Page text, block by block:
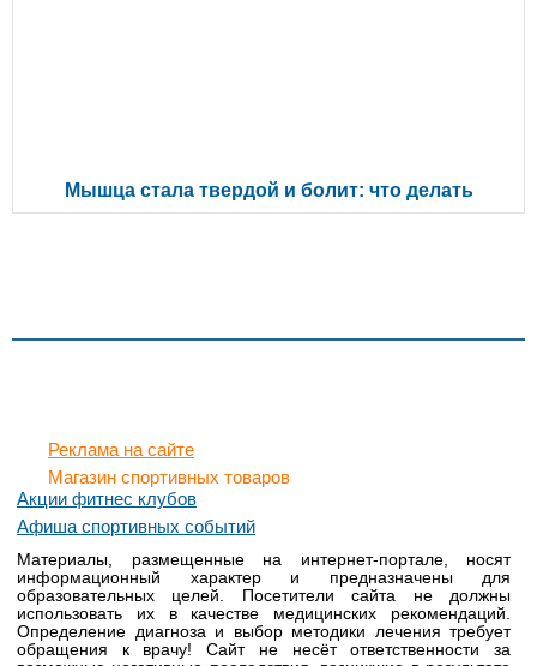
Мышца стала твердой и болит: что делать
Реклама на сайте
Магазин спортивных товаров
Акции фитнес клубов
Афиша спортивных событий
Материалы, размещенные на интернет-портале, носят
информационный характер и предназначены для
образовательных целей. Посетители сайта не должны
использовать их в качестве медицинских рекомендаций.
Определение диагноза и выбор методики лечения требует
обращения к врачу! Сайт не несёт ответственности за